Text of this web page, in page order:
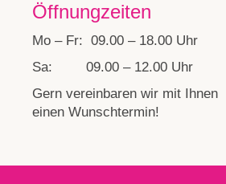
Öffnungzeiten
Mo – Fr: 09.00 – 18.00 Uhr
Sa:
09.00 – 12.00 Uhr
Gern vereinbaren wir mit Ihnen
einen Wunschtermin!